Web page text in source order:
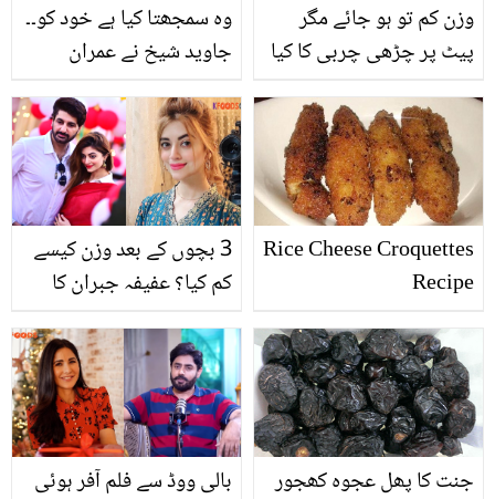
وہ سمجھتا کیا ہے خود کو۔۔
جاوید شیخ نے عمران
بدلہ کیسے لیا؟
وزن کم تو ہو جائے مگر
پیٹ پر چڑھی چربی کا کیا
گھلانے کے آسان نسخے
جانیں
3 بچوں کے بعد وزن کیسے
کم کیا؟ عفیفہ جبران کا
دلچسپ انکشاف
Rice Cheese Croquettes
Recipe
بالی ووڈ سے فلم آفر ہوئی
جنت کا پھل عجوہ کھجور